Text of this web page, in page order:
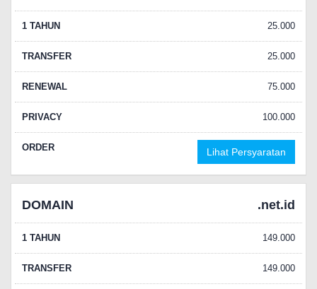
1 TAHUN 25.000
TRANSFER 25.000
RENEWAL 75.000
PRIVACY 100.000
ORDER Lihat Persyaratan
DOMAIN .net.id
1 TAHUN 149.000
TRANSFER 149.000